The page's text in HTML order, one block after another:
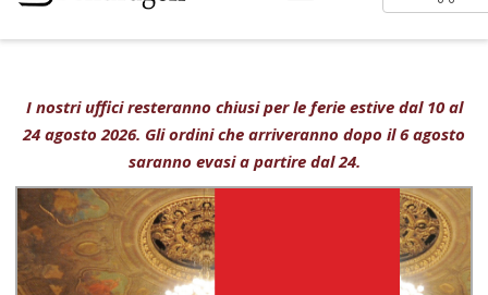
I nostri uffici resteranno chiusi per le ferie estive dal 10 al
24 agosto 2026. Gli ordini che arriveranno dopo il 6 agosto
saranno evasi a partire dal 24.